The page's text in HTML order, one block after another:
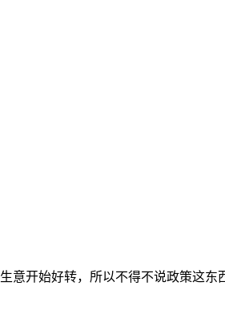
开始好转，所以不得不说政策这东